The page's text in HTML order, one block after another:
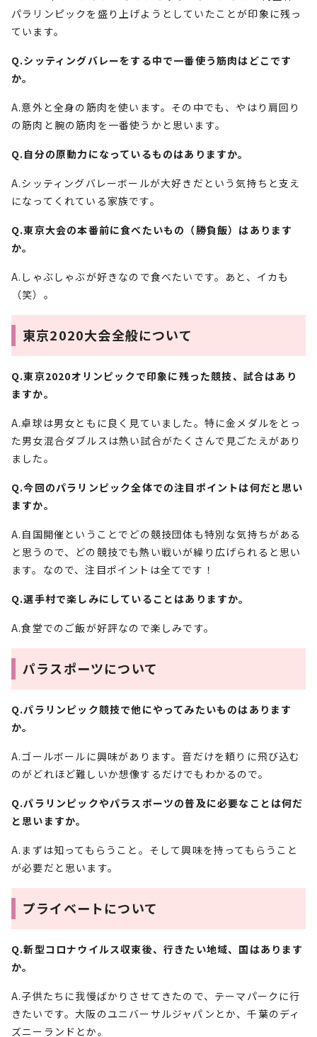
パラリンピックを盛り上げようとしていたことが印象に残っ
ています。
Q.シッティングバレーをする中で一番使う筋肉はどこです
か。
A.意外と全身の筋肉を使います。その中でも、やはり肩回り
の筋肉と腕の筋肉を一番使うかと思います。
Q.自分の原動力になっているものはありますか。
A.シッティングバレーボールが大好きだという気持ちと支え
になってくれている家族です。
Q.東京大会の本番前に食べたいもの（勝負飯）はあります
か。
A.しゃぶしゃぶが好きなので食べたいです。あと、イカも
（笑）。
東京2020大会全般について
Q.東京2020オリンピックで印象に残った競技、試合はあり
ますか。
A.卓球は男女ともに良く見ていました。特に金メダルをとっ
た男女混合ダブルスは熱い試合がたくさんで見ごたえがあり
ました。
Q.今回のパラリンピック全体での注目ポイントは何だと思い
ますか。
A.自国開催ということでどの競技団体も特別な気持ちがある
と思うので、どの競技でも熱い戦いが繰り広げられると思い
ます。なので、注目ポイントは全てです！
Q.選手村で楽しみにしていることはありますか。
A.食堂でのご飯が好評なので楽しみです。
パラスポーツについて
Q.パラリンピック競技で他にやってみたいものはあります
か。
A.ゴールボールに興味があります。音だけを頼りに飛び込む
のがどれほど難しいか想像するだけでもわかるので。
Q.パラリンピックやパラスポーツの普及に必要なことは何だ
と思いますか。
A.まずは知ってもらうこと。そして興味を持ってもらうこと
が必要だと思います。
プライベートについて
Q.新型コロナウイルス収束後、行きたい地域、国はあります
か。
A.子供たちに我慢ばかりさせてきたので、テーマパークに行
きたいです。大阪のユニバーサルジャパンとか、千葉のディ
ズニーランドとか。